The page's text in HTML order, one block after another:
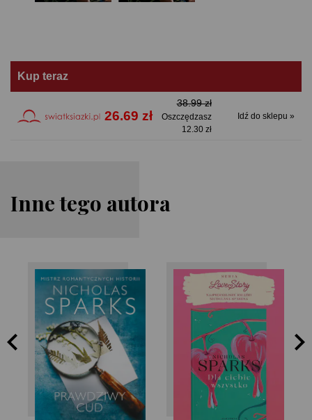
Kup teraz
26.69 zł
38.99 zł
Oszczędzasz
12.30 zł
Idź do sklepu »
Inne tego autora
Nicholas Sparks Nicholas Sparks